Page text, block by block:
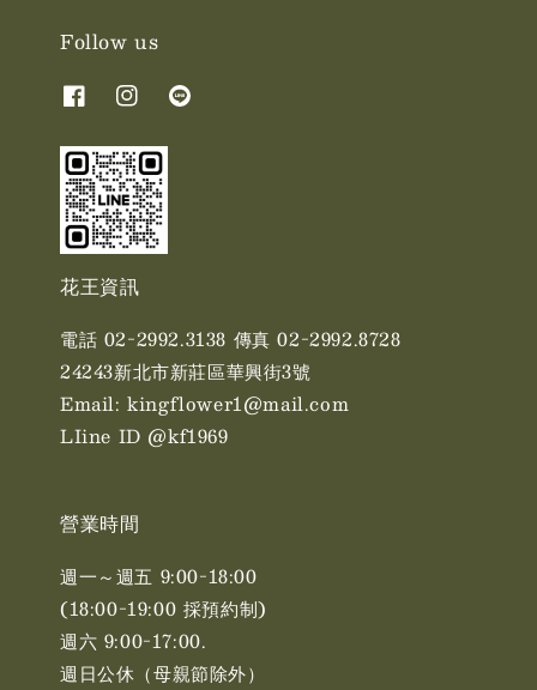
Follow us
花王資訊
電話 02-2992.3138 傳真 02-2992.8728
24243新北市新莊區華興街3號
Email: kingflower1@mail.com
LIine ID @kf1969
營業時間
週一～週五 9:00-18:00
(18:00-19:00 採預約制)
週六 9:00-17:00. ​​
週日公休（母親節除外）